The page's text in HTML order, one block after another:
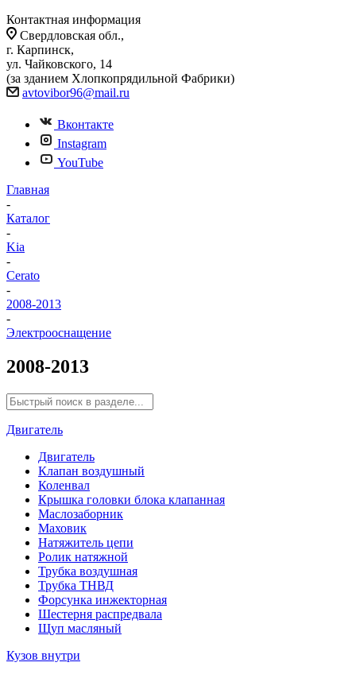
Контактная информация
Свердловская обл.,
г. Карпинск,
ул. Чайковского, 14
(за зданием Хлопкопрядильной Фабрики)
avtovibor96@mail.ru
Вконтакте
Instagram
YouTube
Главная
-
Каталог
-
Kia
-
Cerato
-
2008-2013
-
Электрооснащение
2008-2013
Двигатель
Двигатель
Клапан воздушный
Коленвал
Крышка головки блока клапанная
Маслозаборник
Маховик
Натяжитель цепи
Ролик натяжной
Трубка воздушная
Трубка ТНВД
Форсунка инжекторная
Шестерня распредвала
Щуп масляный
Кузов внутри